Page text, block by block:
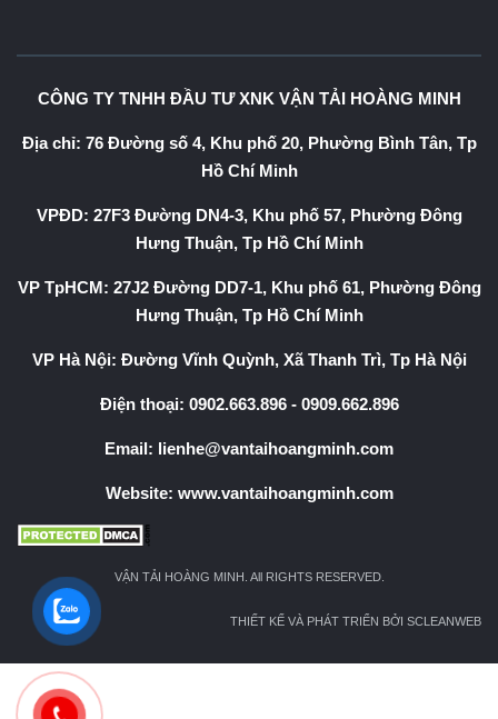
CÔNG TY TNHH ĐẦU TƯ XNK VẬN TẢI HOÀNG MINH
Địa chỉ: 76 Đường số 4, Khu phố 20, Phường Bình Tân, Tp
Hồ Chí Minh
VPĐD: 27F3 Đường DN4-3, Khu phố 57, Phường Đông
Hưng Thuận, Tp Hồ Chí Minh
VP TpHCM: 27J2 Đường DD7-1, Khu phố 61, Phường Đông
Hưng Thuận, Tp Hồ Chí Minh
VP Hà Nội: Đường Vĩnh Quỳnh, Xã Thanh Trì, Tp Hà Nội
Điện thoại: 0902.663.896- 0909.662.896
Email: lienhe@vantaihoangminh.com
Website: www.vantaihoangminh.com
VẬN TẢI HOÀNG MINH. All RIGHTS RESERVED.
THIẾT KẾ VÀ PHÁT TRIỂN BỞI SCLEANWEB